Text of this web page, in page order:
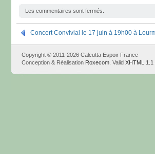
Les commentaires sont fermés.
Concert Convivial le 17 juin à 19h00 à
Copyright © 2011-2026 Calcutta Espoir France
Conception & Réalisation Roxecom . Valid XHTML 1.1